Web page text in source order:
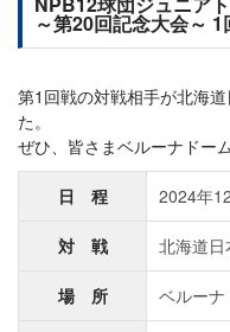
～第20回記念大会～
第1回戦の対戦相手が北海
た。
ぜひ、皆さまベルーナドー
日 程 2024年
対 戦 北海道日
場 所 ベルーナ